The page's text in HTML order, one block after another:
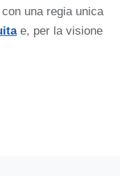
una regia unica
e, per la visione